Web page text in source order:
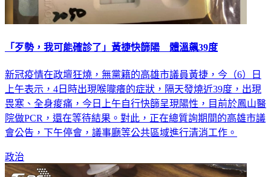
「歹勢，我可能確診了」黃捷快篩陽 體溫飆39度
新冠疫情在政壇狂燒，無黨籍的高雄市議員黃捷，今（6）日
上午表示，4日時出現喉嚨癢的症狀，隔天發燒近39度，出現
畏寒、全身痠痛，今日上午自行快篩呈現陽性，目前於鳳山醫
院做PCR，還在等待結果。對此，正在總質詢期間的高雄市議
會公告，下午停會，議事廳等公共區域進行清消工作。
政治